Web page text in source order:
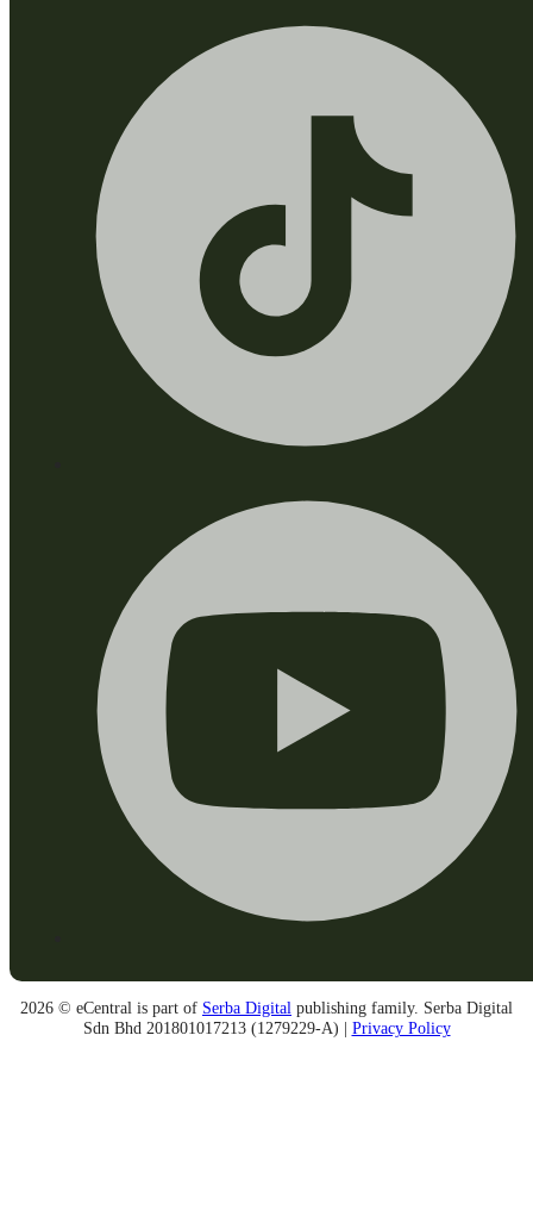
2026 © eCentral is part of Serba Digital publishing family. Serba Digital
Sdn Bhd 201801017213 (1279229-A) | Privacy Policy